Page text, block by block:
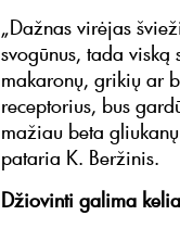
„Dažnas virėjas
svogūnus, tada viską
makaronų, grikių ar
receptorius, bus
mažiau beta
pataria K. Beržinis.
Džiovinti galima